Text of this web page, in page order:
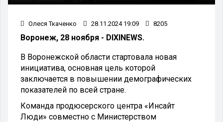
Олеся Ткаченко 28.11.2024 19:09 8205
Воронеж, 28 ноября - DIXINEWS.
В Воронежской области стартовала новая
инициатива, основная цель которой
заключается в повышении демографических
показателей по всей стране.
Команда продюсерского центра «Инсайт
Люди» совместно с Министерством